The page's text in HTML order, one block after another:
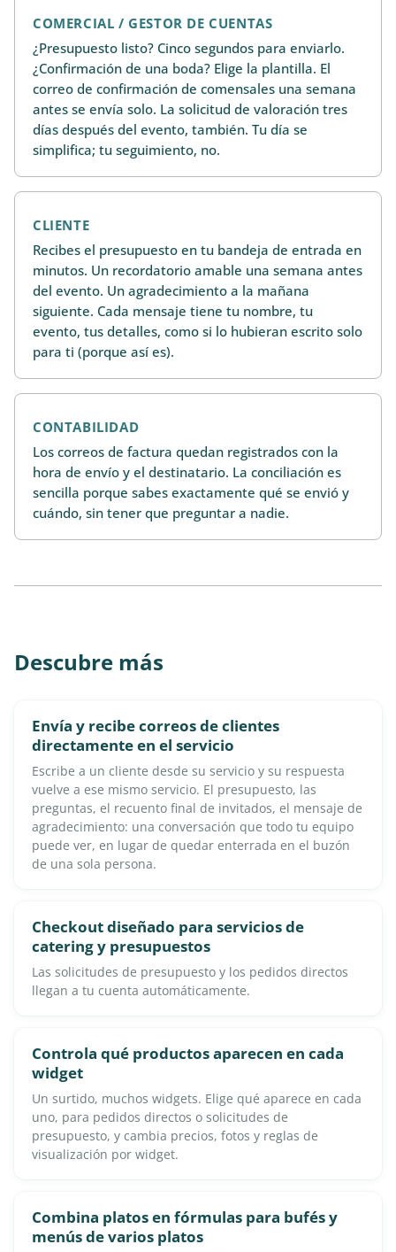
COMERCIAL / GESTOR DE CUENTAS
¿Presupuesto listo? Cinco segundos para enviarlo.
¿Confirmación de una boda? Elige la plantilla. El
correo de confirmación de comensales una semana
antes se envía solo. La solicitud de valoración tres
días después del evento, también. Tu día se
simplifica; tu seguimiento, no.
CLIENTE
Recibes el presupuesto en tu bandeja de entrada en
minutos. Un recordatorio amable una semana antes
del evento. Un agradecimiento a la mañana
siguiente. Cada mensaje tiene tu nombre, tu
evento, tus detalles, como si lo hubieran escrito solo
para ti (porque así es).
CONTABILIDAD
Los correos de factura quedan registrados con la
hora de envío y el destinatario. La conciliación es
sencilla porque sabes exactamente qué se envió y
cuándo, sin tener que preguntar a nadie.
Descubre más
Envía y recibe correos de clientes
directamente en el servicio
Escribe a un cliente desde su servicio y su respuesta
vuelve a ese mismo servicio. El presupuesto, las
preguntas, el recuento final de invitados, el mensaje de
agradecimiento: una conversación que todo tu equipo
puede ver, en lugar de quedar enterrada en el buzón
de una sola persona.
Checkout diseñado para servicios de
catering y presupuestos
Las solicitudes de presupuesto y los pedidos directos
llegan a tu cuenta automáticamente.
Controla qué productos aparecen en cada
widget
Un surtido, muchos widgets. Elige qué aparece en cada
uno, para pedidos directos o solicitudes de
presupuesto, y cambia precios, fotos y reglas de
visualización por widget.
Combina platos en fórmulas para bufés y
menús de varios platos